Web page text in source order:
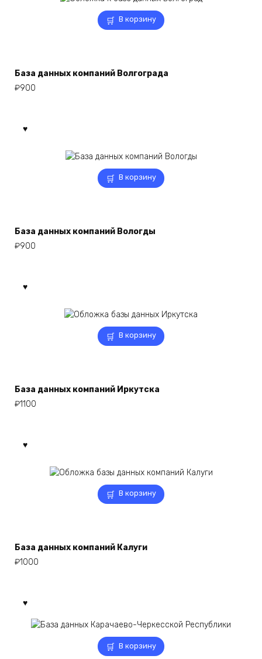
В корзину
База данных компаний Волгограда
₽900
В корзину
База данных компаний Вологды
₽900
В корзину
База данных компаний Иркутска
₽1100
В корзину
База данных компаний Калуги
₽1000
В корзину